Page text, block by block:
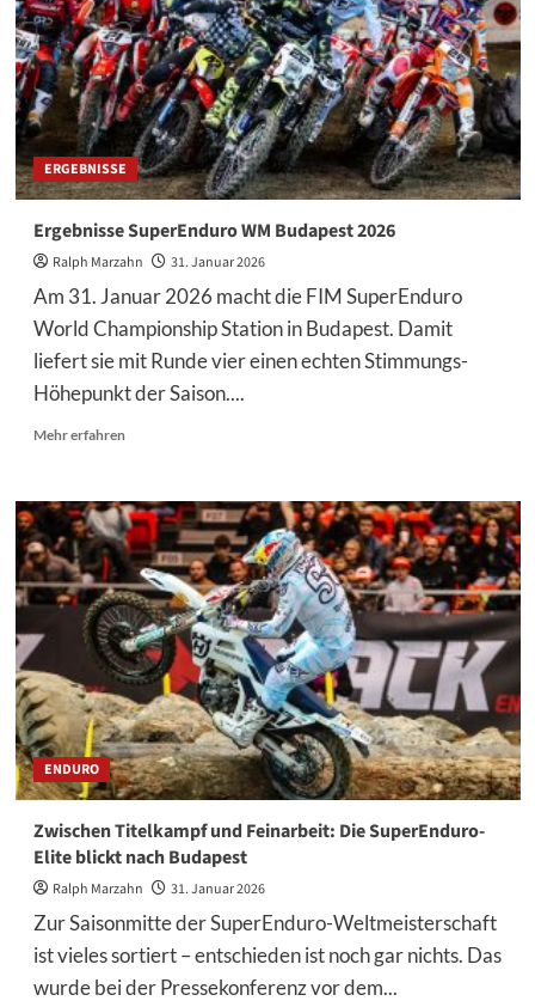
warum
Erfahrung
im
SuperEnduro
zählt
ERGEBNISSE
Ergebnisse SuperEnduro WM Budapest 2026
Ralph Marzahn 31. Januar 2026
Am 31. Januar 2026 macht die FIM SuperEnduro
World Championship Station in Budapest. Damit
liefert sie mit Runde vier einen echten Stimmungs-
Höhepunkt der Saison....
Mehr erfahrenMehr
Ergebnisse
SuperEnduro
WM
Budapest
2026
ENDURO
Zwischen Titelkampf und Feinarbeit: Die SuperEnduro-
Elite blickt nach Budapest
Ralph Marzahn 31. Januar 2026
Zur Saisonmitte der SuperEnduro-Weltmeisterschaft
ist vieles sortiert – entschieden ist noch gar nichts. Das
wurde bei der Pressekonferenz vor dem...